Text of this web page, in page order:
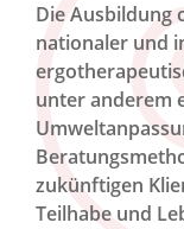
Die Ausbildung
nationaler und
unter anderem
zukünftigen
Teilhabe und